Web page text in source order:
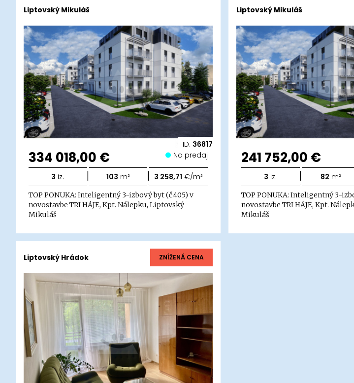
ID: 36817
Liptovský Mikuláš
334 018,00 € Na predaj
3 iz. | 103 m² | 3 258,71 €/m²
TOP PONUKA: Inteligentný 3-izbový byt (č.405) v
novostavbe TRI HÁJE, Kpt. Nálepku, Liptovský
Mikuláš
Liptovský Mikuláš
241 752,00 €
3 iz. | 82 m²
TOP PONUKA: Inteligentný 3-
novostavbe TRI HÁJE, Kpt.
Mikuláš
Liptovský Hrádok ZNÍŽENÁ CENA